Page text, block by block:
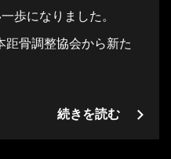
歩になりました。
距骨調整協会から新た
続きを読む